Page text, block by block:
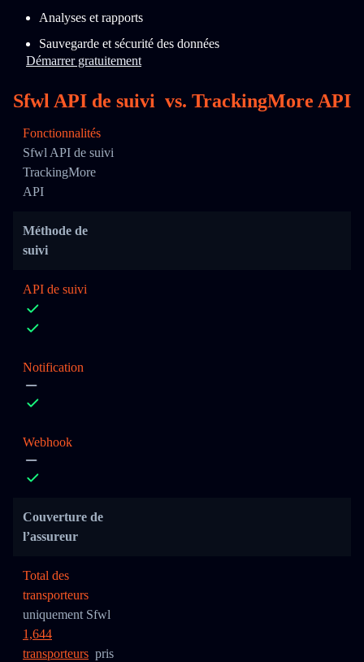
Analyses et rapports
Sauvegarde et sécurité des données
Démarrer gratuitement
Sfwl API de suivi vs. TrackingMore API
Fonctionnalités
Sfwl API de suivi
TrackingMore
API
Méthode de
suivi
API de suivi
Notification
Webhook
Couverture de
l’assureur
Total des
transporteurs
uniquement Sfwl
1,644
transporteurs pris